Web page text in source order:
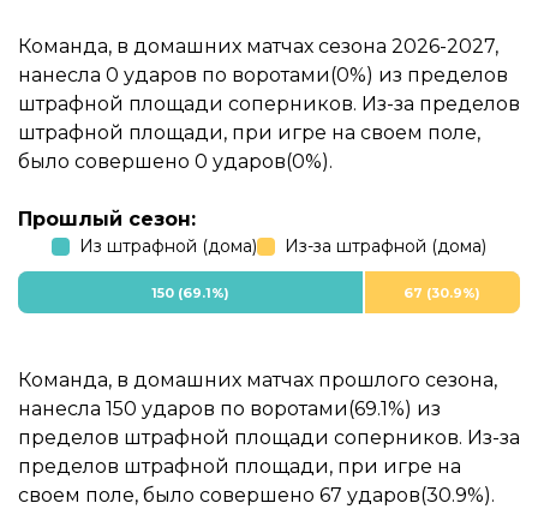
Команда, в домашних матчах сезона 2026-2027,
нанесла 0 ударов по воротами(0%) из пределов
штрафной площади соперников. Из-за пределов
штрафной площади, при игре на своем поле,
было совершено 0 ударов(0%).
Прошлый сезон:
Из штрафной (дома) Из-за штрафной (дома)
150 (69.1%) 67 (30.9%)
Команда, в домашних матчах прошлого сезона,
нанесла 150 ударов по воротами(69.1%) из
пределов штрафной площади соперников. Из-за
пределов штрафной площади, при игре на
своем поле, было совершено 67 ударов(30.9%).